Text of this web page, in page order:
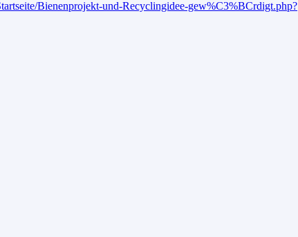
Bienenprojekt-und-Recyclingidee-gew%C3%BCrdigt.php?